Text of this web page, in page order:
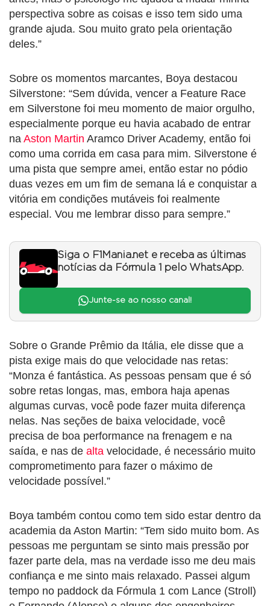
perspectiva sobre as coisas e isso tem sido uma
grande ajuda. Sou muito grato pela orientação
deles.”
Sobre os momentos marcantes, Boya destacou
Silverstone: “Sem dúvida, vencer a Feature Race
em Silverstone foi meu momento de maior orgulho,
especialmente porque eu havia acabado de entrar
na Aston Martin Aramco Driver Academy, então foi
como uma corrida em casa para mim. Silverstone é
uma pista que sempre amei, então estar no pódio
duas vezes em um fim de semana lá e conquistar a
vitória em condições mutáveis foi realmente
especial. Vou me lembrar disso para sempre.”
Siga o F1Mania.net e receba as últimas
notícias da Fórmula 1 pelo WhatsApp.
Junte-se ao nosso canal!
Sobre o Grande Prêmio da Itália, ele disse que a
pista exige mais do que velocidade nas retas:
“Monza é fantástica. As pessoas pensam que é só
sobre retas longas, mas, embora haja apenas
algumas curvas, você pode fazer muita diferença
nelas. Nas seções de baixa velocidade, você
precisa de boa performance na frenagem e na
saída, e nas de alta velocidade, é necessário muito
comprometimento para fazer o máximo de
velocidade possível.”
Boya também contou como tem sido estar dentro da
academia da Aston Martin: “Tem sido muito bom. As
pessoas me perguntam se sinto mais pressão por
fazer parte dela, mas na verdade isso me deu mais
confiança e me sinto mais relaxado. Passei algum
tempo no paddock da Fórmula 1 com Lance (Stroll)